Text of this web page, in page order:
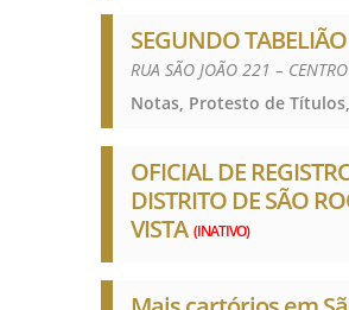
SEGUNDO
RUA SÃO JOÃO 221 –
Notas, Protesto de
OFICIAL DE
DISTRITO DE SÃO
VISTA (INATIVO)